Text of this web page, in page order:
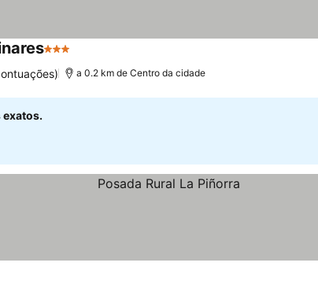
3 Estrelas
a 0.2 km de Centro da cidade
exatos.